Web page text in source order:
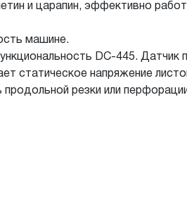
и царапин, эффективно
машине.
DC-445. Датчик
статическое напряжение
резки или